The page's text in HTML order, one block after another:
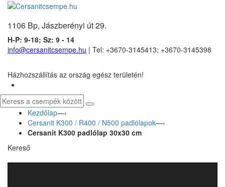
1106 Bp, Jászberényi út 29.
H-P: 9-18; Sz: 9 - 14
info@cersanitcsempe.hu | Tel: +3670-3145413; +3670-3145398
Házhozszállítás az ország egész területén!
Kezdőlap—›
Cersanit K300 / R400 / N500 padlólapok—›
Cersanit K300 padlólap 30x30 cm
Kereső